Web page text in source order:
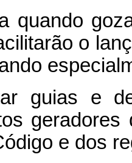
quando
o
guias e
e dos